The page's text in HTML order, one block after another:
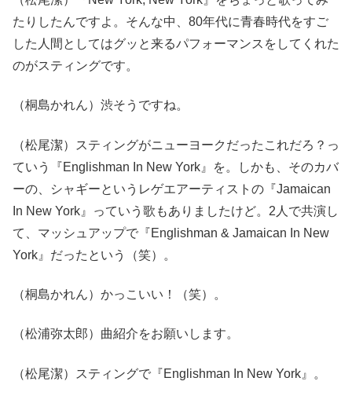
たりしたんですよ。そんな中、80年代に青春時代をすご
した人間としてはグッと来るパフォーマンスをしてくれた
のがスティングです。
（桐島かれん）渋そうですね。
（松尾潔）スティングがニューヨークだったこれだろ？っ
ていう『Englishman In New York』を。しかも、そのカバ
ーの、シャギーというレゲエアーティストの『Jamaican
In New York』っていう歌もありましたけど。2人で共演し
て、マッシュアップで『Englishman & Jamaican In New
York』だったという（笑）。
（桐島かれん）かっこいい！（笑）。
（松浦弥太郎）曲紹介をお願いします。
（松尾潔）スティングで『Englishman In New York』。